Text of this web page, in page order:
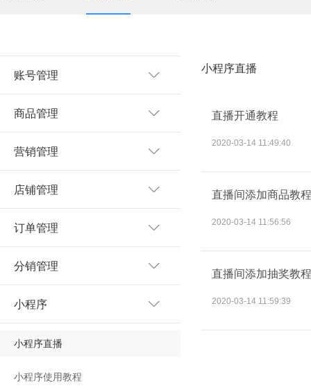
账号管理
商品管理
营销管理
店铺管理
订单管理
分销管理
小程序
小程序直播
小程序使用教程
小程序直播
直播开通教程
2020-03-14 11:49:40
直播间添加商品教程
2020-03-14 11:56:56
直播间添加抽奖教程
2020-03-14 11:59:39